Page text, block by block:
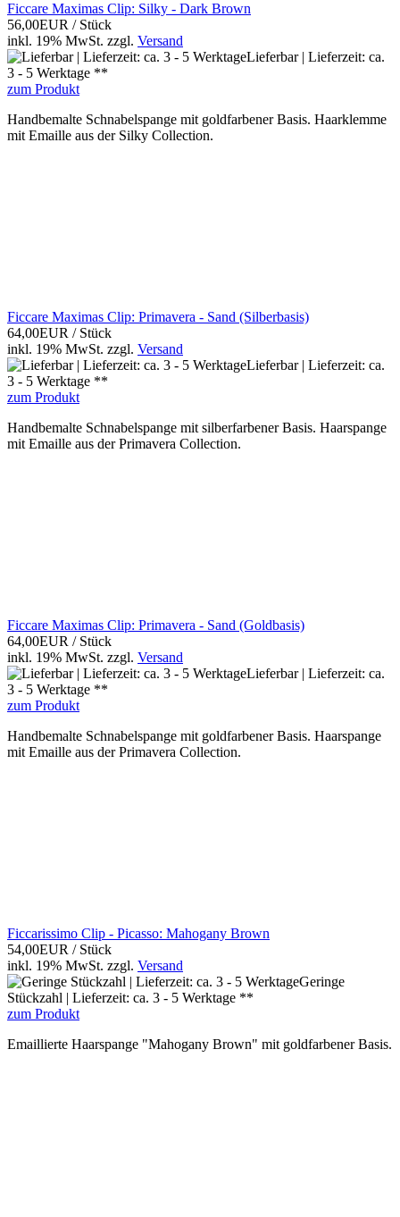
Ficcare Maximas Clip: Silky - Dark Brown
56,00EUR / Stück
inkl. 19% MwSt. zzgl. Versand
Lieferbar | Lieferzeit: ca.
3 - 5 Werktage **
zum Produkt
Handbemalte Schnabelspange mit goldfarbener Basis. Haarklemme
mit Emaille aus der Silky Collection.
Ficcare Maximas Clip: Primavera - Sand (Silberbasis)
64,00EUR / Stück
inkl. 19% MwSt. zzgl. Versand
Lieferbar | Lieferzeit: ca.
3 - 5 Werktage **
zum Produkt
Handbemalte Schnabelspange mit silberfarbener Basis. Haarspange
mit Emaille aus der Primavera Collection.
Ficcare Maximas Clip: Primavera - Sand (Goldbasis)
64,00EUR / Stück
inkl. 19% MwSt. zzgl. Versand
Lieferbar | Lieferzeit: ca.
3 - 5 Werktage **
zum Produkt
Handbemalte Schnabelspange mit goldfarbener Basis. Haarspange
mit Emaille aus der Primavera Collection.
Ficcarissimo Clip - Picasso: Mahogany Brown
54,00EUR / Stück
inkl. 19% MwSt. zzgl. Versand
Geringe
Stückzahl | Lieferzeit: ca. 3 - 5 Werktage **
zum Produkt
Emaillierte Haarspange "Mahogany Brown" mit goldfarbener Basis.